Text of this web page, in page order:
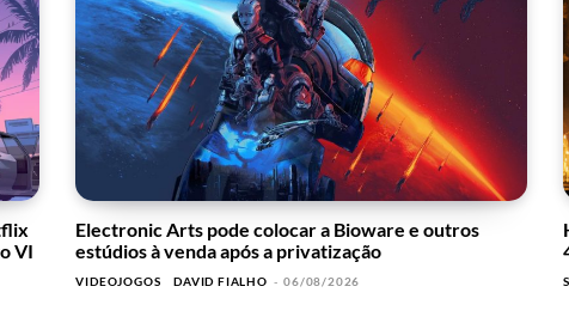
VI
Electronic Arts pode colocar a Bioware e outros
estúdios à venda após a privatização
VIDEOJOGOS DAVID FIALHO - 06/08/2026